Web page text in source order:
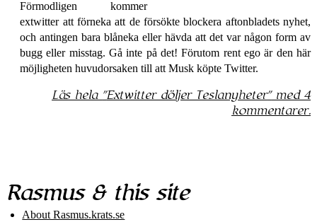
Förmodligen kommer
extwitter att förneka att de försökte blockera afton­bladets nyhet,
och antingen bara blåneka eller hävda att det var någon form av
bugg eller misstag. Gå inte på det! Förutom rent ego är den här
möjligheten huvud­orsaken till att Musk köpte Twitter.
Läs hela Extwitter döljer Tesla­nyheter med 4
kommentarer.
Rasmus & this site
About Rasmus​.krats​.se